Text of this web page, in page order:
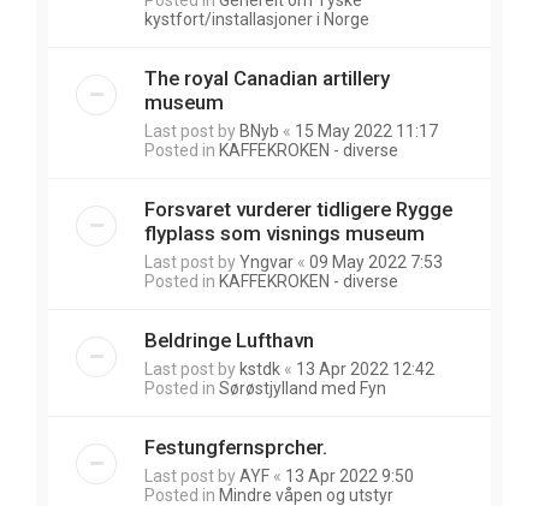
kystfort/installasjoner i Norge
The royal Canadian artillery
museum
Last post by BNyb « 15 May 2022 11:17
Posted in KAFFEKROKEN - diverse
Forsvaret vurderer tidligere Rygge
flyplass som visnings museum
Last post byYngvar « 09 May 2022 7:53
Posted in KAFFEKROKEN - diverse
Beldringe Lufthavn
Last post by kstdk « 13 Apr 2022 12:42
Posted in Sørøstjylland med Fyn
Festungfernsprcher.
Last post byAYF « 13 Apr 2022 9:50
Posted in Mindre våpen og utstyr